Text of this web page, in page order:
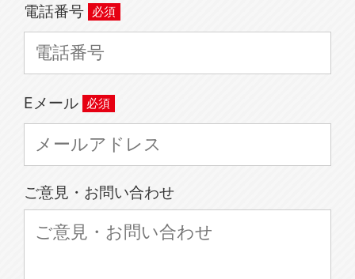
電話番号
Eメール
ご意見・お問い合わせ